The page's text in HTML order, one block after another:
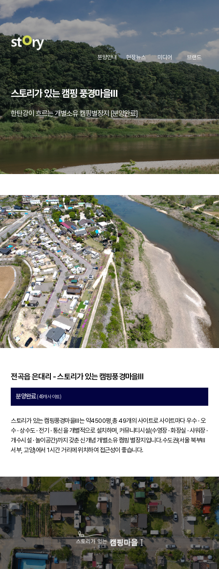
분양안내 현장뉴스 미디어 브랜드
스토리가 있는 캠핑 풍경마을Ⅲ
한탄강이 흐르는 개별소유 캠핑별장지 [분양완료]
전곡읍 은대리 - 스토리가 있는 캠핑풍경마을Ⅲ
분양완료(49개 사이트)
스토리가 있는 캠핑풍경마을Ⅲ는 약4500평,총 49개의 사이트로 사이트마다 우수 · 오
수 · 상수도 · 전기 · 통신을 개별적으로 설치하며, 커뮤니티시설(수영장 · 화장실 · 샤워장 ·
개수시설 · 놀이공간)까지 갖춘 신개념 개별소유 캠핑 별장지입니다.수도권(서울 북부Ⅲ
서부, 고양)에서 1시간 거리에 위치하여 접근성이 좋습니다.